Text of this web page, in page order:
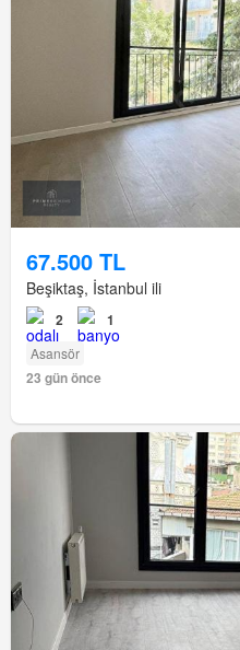
67.500 TL
Beşiktaş, İstanbul ili
2 1
Asansör
23 gün önce